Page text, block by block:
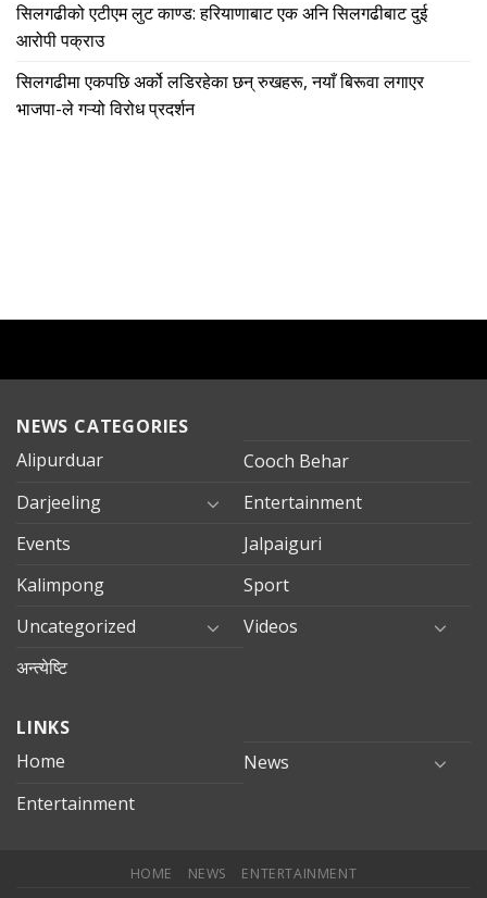
सिलगढीको एटीएम लुट काण्ड: हरियाणाबाट एक अनि सिलगढीबाट दुई
आरोपी पक्राउ
सिलगढीमा एकपछि अर्को लडिरहेका छन् रुखहरू, नयाँ बिरूवा लगाएर
भाजपा-ले गऱ्यो विरोध प्रदर्शन
NEWS CATEGORIES
Alipurduar
Cooch Behar
Darjeeling
Entertainment
Events
Jalpaiguri
Kalimpong
Sport
Uncategorized
Videos
अन्त्येष्टि
LINKS
Home
News
Entertainment
HOME NEWS ENTERTAINMENT